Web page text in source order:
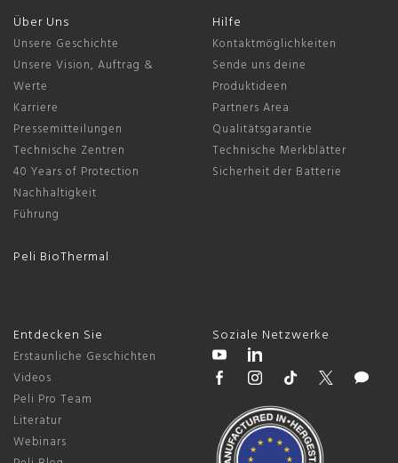
Über Uns
Unsere Geschichte
Unsere Vision, Auftrag &
Werte
Karriere
Pressemitteilungen
Technische Zentren
40 Years of Protection
Nachhaltigkeit
Führung
Peli BioThermal
Hilfe
Kontaktmöglichkeiten
Sende uns deine
Produktideen
Partners Area
Qualitätsgarantie
Technische Merkblätter
Sicherheit der Batterie
Entdecken Sie
Erstaunliche Geschichten
Videos
Peli Pro Team
Literatur
Webinars
Soziale Netzwerke